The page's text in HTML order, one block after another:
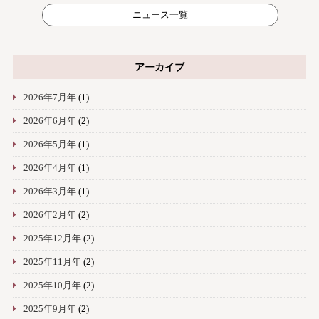
ニュース一覧
アーカイブ
2026年7月年(1)
2026年6月年(2)
2026年5月年(1)
2026年4月年(1)
2026年3月年(1)
2026年2月年(2)
2025年12月年(2)
2025年11月年(2)
2025年10月年(2)
2025年9月年(2)